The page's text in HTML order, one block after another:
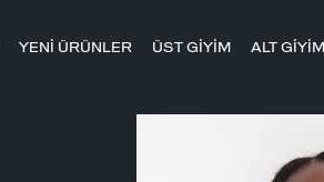
YENİ ÜRÜNLER ÜST GİYİM ALT GİYİM